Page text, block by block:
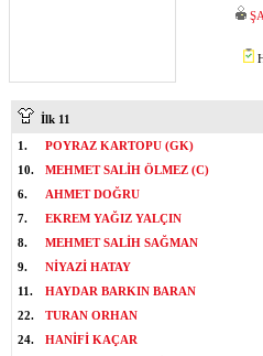
İlk 11
1.
POYRAZ KARTOPU (GK)
10.
MEHMET SALİH ÖLMEZ (C)
6.
AHMET DOĞRU
7.
EKREM YAĞIZ YALÇIN
8.
MEHMET SALİH SAĞMAN
9.
NİYAZİ HATAY
11.
HAYDAR BARKIN BARAN
22.
TURAN ORHAN
24.
HANİFİ KAÇAR